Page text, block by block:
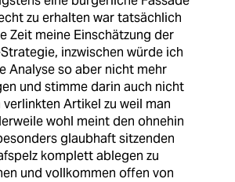
zu erhalten war tatsächlich
Zeit meine Einschätzung der
inzwischen würde ich
Analyse so aber nicht mehr
und stimme darin auch nicht
verlinkten Artikel zu weil man
wohl meint den ohnehin
glaubhaft sitzenden
komplett ablegen zu
und vollkommen offen von